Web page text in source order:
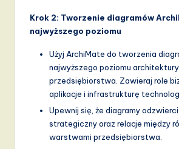
Krok 2: Tworzenie diagramów
najwyższego poziomu
Użyj ArchiMate do tworzenia
najwyższego poziomu architektury
przedsiębiorstwa. Zawieraj role
aplikacje i infrastrukturę
Upewnij się, że diagramy
strategiczny oraz relacje między
warstwami przedsiębiorstwa.